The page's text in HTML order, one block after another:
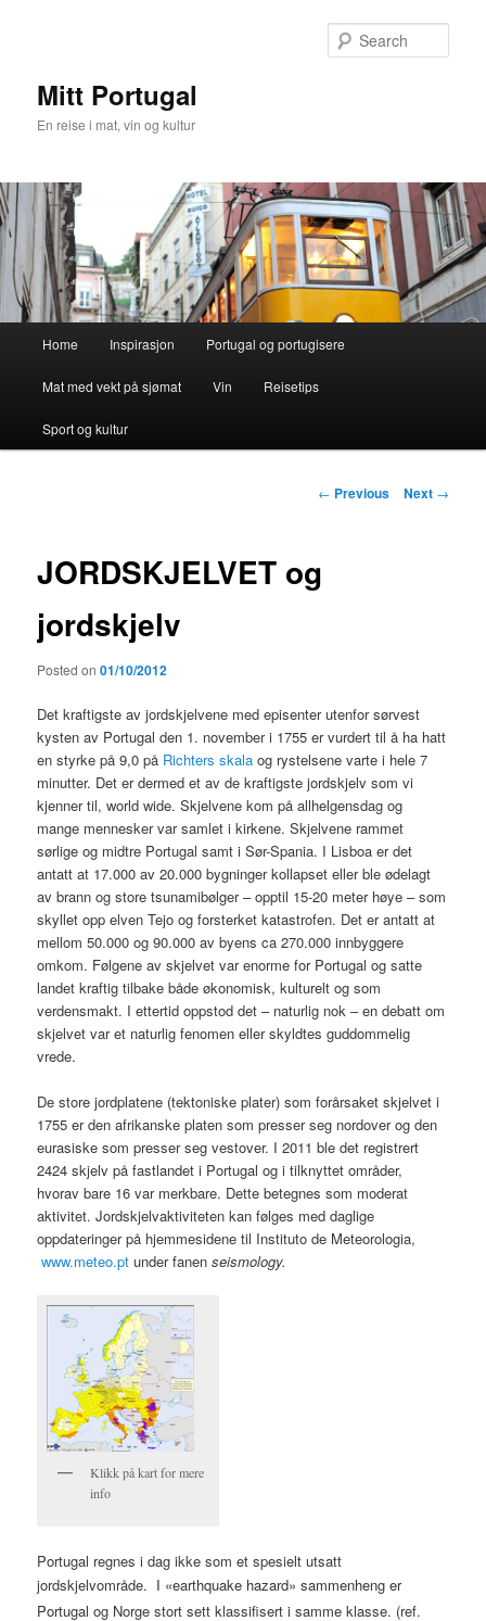
Mitt Portugal
En reise i mat, vin og kultur
Home Inspirasjon Portugal og portugisere
Mat med vekt på sjømat Vin Reisetips
Sport og kultur
Post
← Previous Next →
JORDSKJELVET og
jordskjelv
Posted on01/10/2012
Det kraftigste av jordskjelvene med episenter utenfor sørvest
kysten av Portugal den 1. november i 1755 er vurdert til å ha hatt
en styrke på 9,0 på Richters skala og rystelsene varte i hele 7
minutter. Det er dermed et av de kraftigste jordskjelv som vi
kjenner til, world wide. Skjelvene kom på allhelgensdag og
mange mennesker var samlet i kirkene. Skjelvene rammet
sørlige og midtre Portugal samt i Sør-Spania. I Lisboa er det
antatt at 17.000 av 20.000 bygninger kollapset eller ble ødelagt
av brann og store tsunamibølger – opptil 15-20 meter høye – som
skyllet opp elven Tejo og forsterket katastrofen. Det er antatt at
mellom 50.000 og 90.000 av byens ca 270.000 innbyggere
omkom. Følgene av skjelvet var enorme for Portugal og satte
landet kraftig tilbake både økonomisk, kulturelt og som
verdensmakt. I ettertid oppstod det – naturlig nok – en debatt om
skjelvet var et naturlig fenomen eller skyldtes guddommelig
vrede.
De store jordplatene (tektoniske plater) som forårsaket skjelvet i
1755 er den afrikanske platen som presser seg nordover og den
eurasiske som presser seg vestover. I 2011 ble det registrert
2424 skjelv på fastlandet i Portugal og i tilknyttet områder,
hvorav bare 16 var merkbare. Dette betegnes som moderat
aktivitet. Jordskjelvaktiviteten kan følges med daglige
oppdateringer på hjemmesidene til Instituto de Meteorologia,
www.meteo.pt under fanen seismology.
Klikk på kart for mere
info
Portugal regnes i dag ikke som et spesielt utsatt
jordskjelvområde. I «earthquake hazard» sammenheng er
Portugalog Norge stort sett klassifisert i samme klasse. (ref.